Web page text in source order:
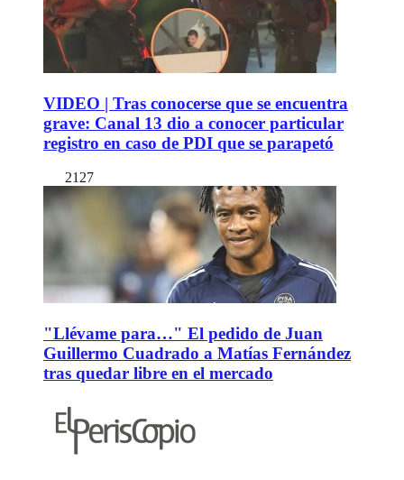
VIDEO | Tras conocerse que se encuentra
grave: Canal 13 dio a conocer particular
registro en caso de PDI que se parapetó
2127
"Llévame para…" El pedido de Juan
Guillermo Cuadrado a Matías Fernández
tras quedar libre en el mercado